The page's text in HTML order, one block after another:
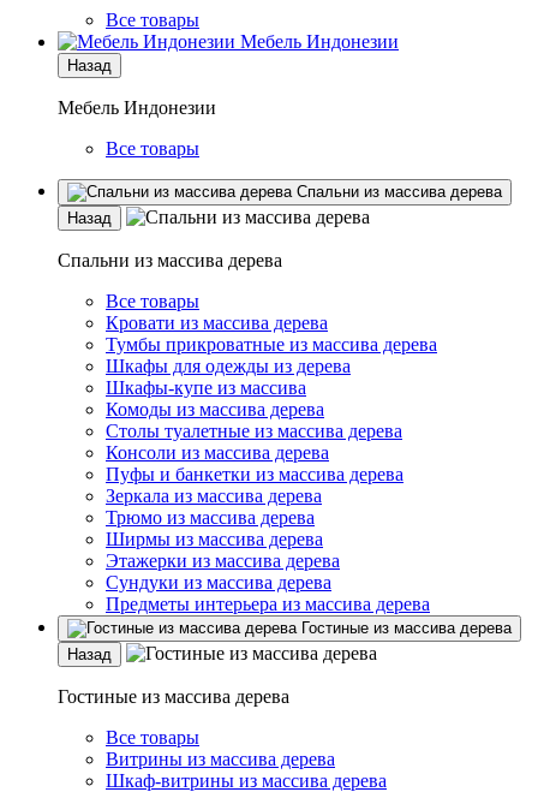
Все товары
Мебель Индонезии
Назад
Мебель Индонезии
Все товары
Спальни из массива дерева
Назад
Спальни из массива дерева
Все товары
Кровати из массива дерева
Тумбы прикроватные из массива дерева
Шкафы для одежды из дерева
Шкафы-купе из массива
Комоды из массива дерева
Столы туалетные из массива дерева
Консоли из массива дерева
Пуфы и банкетки из массива дерева
Зеркала из массива дерева
Трюмо из массива дерева
Ширмы из массива дерева
Этажерки из массива дерева
Сундуки из массива дерева
Предметы интерьера из массива дерева
Гостиные из массива дерева
Назад
Гостиные из массива дерева
Все товары
Витрины из массива дерева
Шкаф-витрины из массива дерева